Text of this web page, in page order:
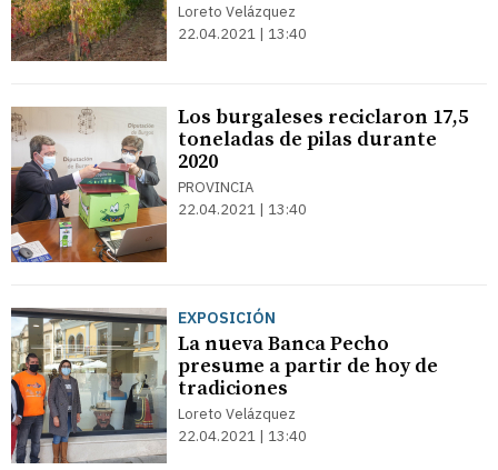
Loreto Velázquez
22.04.2021 | 13:40
Los burgaleses reciclaron 17,5
toneladas de pilas durante
2020
PROVINCIA
22.04.2021 | 13:40
EXPOSICIÓN
La nueva Banca Pecho
presume a partir de hoy de
tradiciones
Loreto Velázquez
22.04.2021 | 13:40